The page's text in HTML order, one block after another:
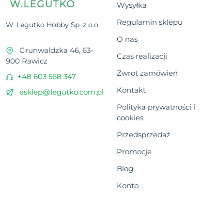
W. Legutko Hobby Sp. z o.o.
Grunwaldzka 46, 63-
900 Rawicz
+48 603 568 347
esklep@legutko.com.pl
Wysyłka
Regulamin sklepu
O nas
Czas realizacji
Zwrot zamówień
Kontakt
Polityka prywatności i
cookies
Przedsprzedaż
Promocje
Blog
Konto